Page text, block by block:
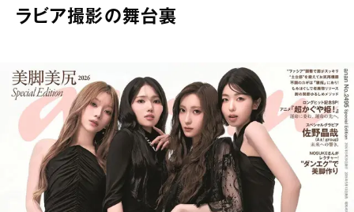
ラビア撮影の舞台裏